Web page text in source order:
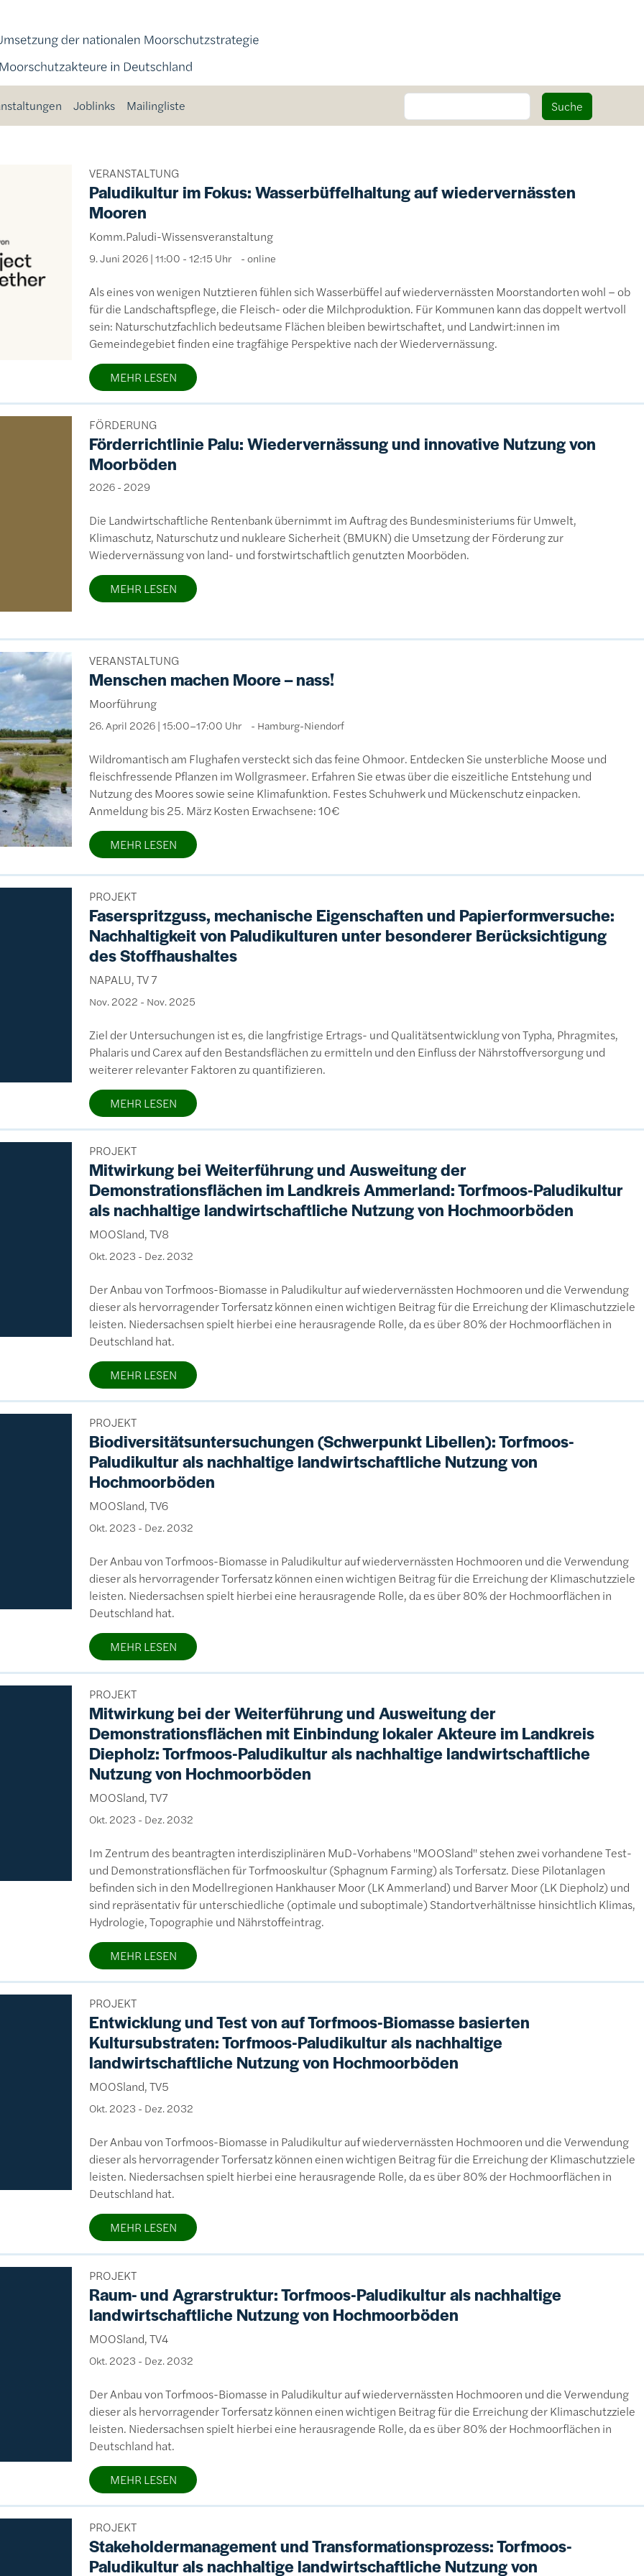
Joblinks Mailingliste Suche Suche
VERANSTALTUNG
Paludikultur im Fokus: Wasserbüffelhaltung auf wiedervernässten
Mooren
Komm.Paludi-Wissensveranstaltung
9. Juni 2026 | 11:00 - 12:15 Uhr online
Als eines von wenigen Nutztieren fühlen sich Wasserbüffel auf wiedervernässten Moorstandorten wohl – ob
für die Landschaftspflege, die Fleisch- oder die Milchproduktion. Für Kommunen kann das doppelt wertvoll
sein: Naturschutzfachlich bedeutsame Flächen bleiben bewirtschaftet, und Landwirt:innen im
Gemeindegebiet finden eine tragfähige Perspektive nach der Wiedervernässung.
MEHR LESEN
FÖRDERUNG
Förderrichtlinie Palu: Wiedervernässung und innovative Nutzung von
Moorböden
2026 - 2029
Die Landwirtschaftliche Rentenbank übernimmt im Auftrag des Bundesministeriums für Umwelt,
Klimaschutz, Naturschutz und nukleare Sicherheit (BMUKN) die Umsetzung der Förderung zur
Wiedervernässung von land- und forstwirtschaftlich genutzten Moorböden.
MEHR LESEN
VERANSTALTUNG
Menschen machen Moore – nass!
Moorführung
26. April 2026 | 15:00–17:00 Uhr Hamburg-Niendorf
Wildromantisch am Flughafen versteckt sich das feine Ohmoor. Entdecken Sie unsterbliche Moose und
fleischfressende Pflanzen im Wollgrasmeer. Erfahren Sie etwas über die eiszeitliche Entstehung und
Nutzung des Moores sowie seine Klimafunktion. Festes Schuhwerk und Mückenschutz einpacken.
Anmeldung bis 25. März Kosten Erwachsene: 10€
MEHR LESEN
PROJEKT
Faserspritzguss, mechanische Eigenschaften und Papierformversuche:
Nachhaltigkeit von Paludikulturen unter besonderer Berücksichtigung
des Stoffhaushaltes
NAPALU, TV 7
Nov. 2022 - Nov. 2025
Ziel der Untersuchungen ist es, die langfristige Ertrags- und Qualitätsentwicklung von Typha, Phragmites,
Phalaris und Carex auf den Bestandsflächen zu ermitteln und den Einfluss der Nährstoffversorgung und
weiterer relevanter Faktoren zu quantifizieren.
MEHR LESEN
PROJEKT
Mitwirkung bei Weiterführung und Ausweitung der
Demonstrationsflächen im Landkreis Ammerland: Torfmoos-Paludikultur
als nachhaltige landwirtschaftliche Nutzung von Hochmoorböden
MOOSland, TV8
Okt. 2023 - Dez. 2032
Der Anbau von Torfmoos-Biomasse in Paludikultur auf wiedervernässten Hochmooren und die Verwendung
dieser als hervorragender Torfersatz können einen wichtigen Beitrag für die Erreichung der Klimaschutzziele
leisten. Niedersachsen spielt hierbei eine herausragende Rolle, da es über 80% der Hochmoorflächen in
Deutschland hat.
MEHR LESEN
PROJEKT
Biodiversitätsuntersuchungen (Schwerpunkt Libellen): Torfmoos-
Paludikultur als nachhaltige landwirtschaftliche Nutzung von
Hochmoorböden
MOOSland, TV6
Okt. 2023 - Dez. 2032
Der Anbau von Torfmoos-Biomasse in Paludikultur auf wiedervernässten Hochmooren und die Verwendung
dieser als hervorragender Torfersatz können einen wichtigen Beitrag für die Erreichung der Klimaschutzziele
leisten. Niedersachsen spielt hierbei eine herausragende Rolle, da es über 80% der Hochmoorflächen in
Deutschland hat.
MEHR LESEN
PROJEKT
Mitwirkung bei der Weiterführung und Ausweitung der
Demonstrationsflächen mit Einbindung lokaler Akteure im Landkreis
Diepholz: Torfmoos-Paludikultur als nachhaltige landwirtschaftliche
Nutzung von Hochmoorböden
MOOSland, TV7
Okt. 2023 - Dez. 2032
Im Zentrum des beantragten interdisziplinären MuD-Vorhabens "MOOSland" stehen zwei vorhandene Test-
und Demonstrationsflächen für Torfmooskultur (Sphagnum Farming) als Torfersatz. Diese Pilotanlagen
befinden sich in den Modellregionen Hankhauser Moor (LK Ammerland) und Barver Moor (LK Diepholz) und
sind repräsentativ für unterschiedliche (optimale und suboptimale) Standortverhältnisse hinsichtlich Klimas,
Hydrologie, Topographie und Nährstoffeintrag.
MEHR LESEN
PROJEKT
Entwicklung und Test von auf Torfmoos-Biomasse basierten
Kultursubstraten: Torfmoos-Paludikultur als nachhaltige
landwirtschaftliche Nutzung von Hochmoorböden
MOOSland, TV5
Okt. 2023 - Dez. 2032
Der Anbau von Torfmoos-Biomasse in Paludikultur auf wiedervernässten Hochmooren und die Verwendung
dieser als hervorragender Torfersatz können einen wichtigen Beitrag für die Erreichung der Klimaschutzziele
leisten. Niedersachsen spielt hierbei eine herausragende Rolle, da es über 80% der Hochmoorflächen in
Deutschland hat.
MEHR LESEN
PROJEKT
Raum- und Agrarstruktur: Torfmoos-Paludikultur als nachhaltige
landwirtschaftliche Nutzung von Hochmoorböden
MOOSland, TV4
Okt. 2023 - Dez. 2032
Der Anbau von Torfmoos-Biomasse in Paludikultur auf wiedervernässten Hochmooren und die Verwendung
dieser als hervorragender Torfersatz können einen wichtigen Beitrag für die Erreichung der Klimaschutzziele
leisten. Niedersachsen spielt hierbei eine herausragende Rolle, da es über 80% der Hochmoorflächen in
Deutschland hat.
MEHR LESEN
PROJEKT
Stakeholdermanagement und Transformationsprozess: Torfmoos-
Paludikultur als nachhaltige landwirtschaftliche Nutzung von